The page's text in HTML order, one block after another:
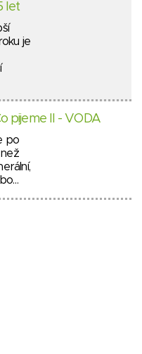
let
je
pijeme II - VODA
po
než